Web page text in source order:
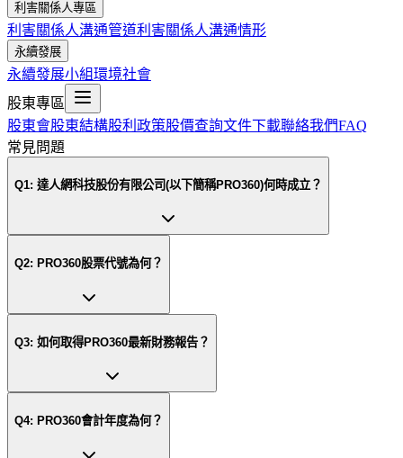
利害關係人專區
利害關係人溝通管道利害關係人溝通情形
永續發展
永續發展小組環境社會
股東專區
股東會股東結構股利政策股價查詢文件下載聯絡我們FAQ
常見問題
Q1: 達人網科技股份有限公司(以下簡稱PRO360)何時成立？
Q2: PRO360股票代號為何？
Q3: 如何取得PRO360最新財務報告？
Q4: PRO360會計年度為何？